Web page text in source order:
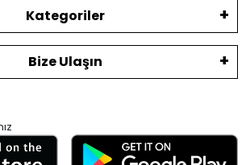
Kategoriler
Bize Ulaşın